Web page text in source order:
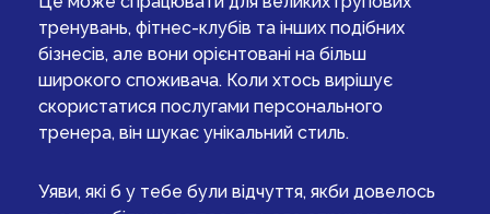
тренувань, фітнес-клубів та інших подібних
бізнесів, але вони орієнтовані на більш
широкого споживача. Коли хтось вирішує
скористатися послугами персонального
тренера, він шукає унікальний стиль.
Уяви, які б у тебе були відчуття, якби довелось